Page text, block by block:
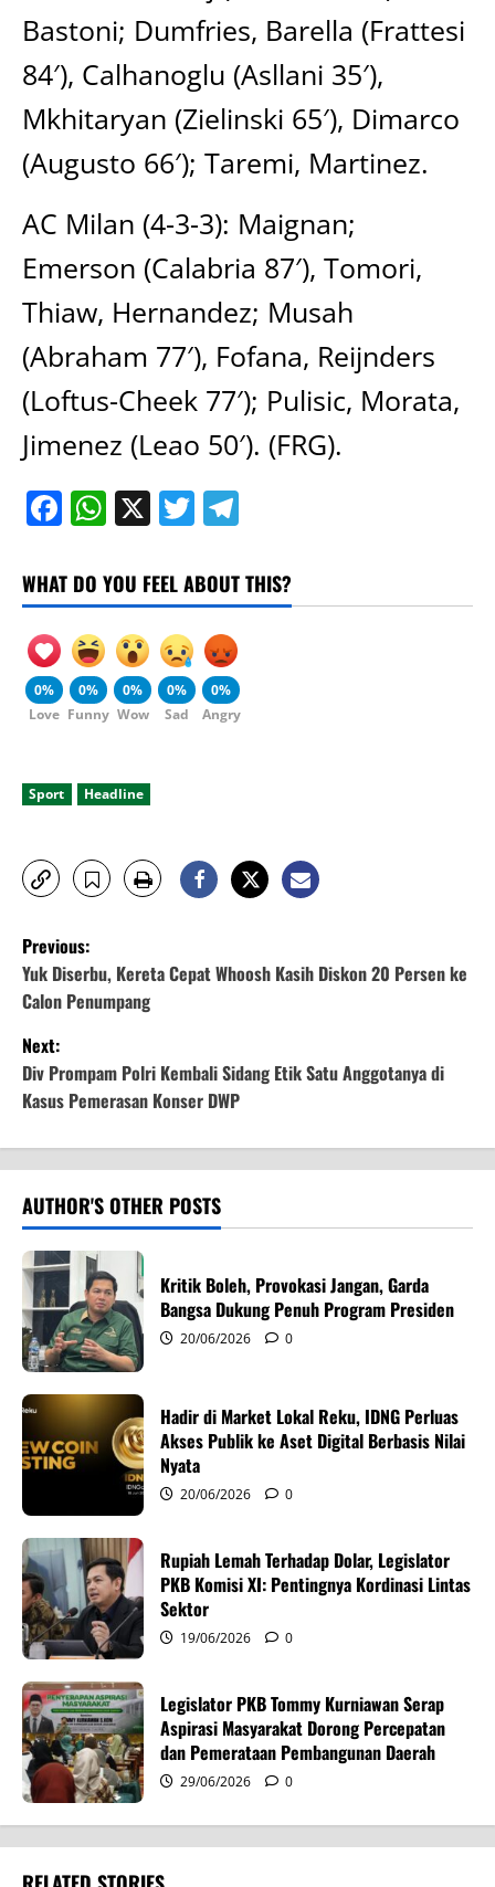
Bastoni; Dumfries, Barella (Frattesi
84′), Calhanoglu (Asllani 35′),
Mkhitaryan (Zielinski 65′), Dimarco
(Augusto 66′); Taremi, Martinez.
AC Milan (4-3-3): Maignan;
Emerson (Calabria 87′), Tomori,
Thiaw, Hernandez; Musah
(Abraham 77′), Fofana, Reijnders
(Loftus-Cheek 77′); Pulisic, Morata,
Jimenez (Leao 50′). (FRG).
Facebook
WhatsApp
X Twitter
WHAT DO YOU FEEL ABOUT THIS?
0%
Love
0%
Funny
0%
Wow
0%
Sad
0%
Angry
Sport Headline
P
o
s
t
n
a
v
i
g
a
t
i
n
Previous:
Yuk Diserbu, Kereta Cepat Whoosh Kasih Diskon 20 Persen ke
Calon Penumpang
Next:
Div Prompam Polri Kembali Sidang Etik Satu Anggotanya di
Kasus Pemerasan Konser DWP
AUTHOR'S OTHER POSTS
Kritik Boleh, Provokasi Jangan, Garda
Bangsa Dukung Penuh Program Presiden
20/06/2026 0
Hadir di Market Lokal Reku, IDNG Perluas
Akses Publik ke Aset Digital Berbasis Nilai
Nyata
20/06/2026 0
Rupiah Lemah Terhadap Dolar, Legislator
PKB Komisi XI: Pentingnya Kordinasi Lintas
Sektor
19/06/2026 0
Legislator PKB Tommy Kurniawan Serap
Aspirasi Masyarakat Dorong Percepatan
dan Pemerataan Pembangunan Daerah
29/06/2026 0